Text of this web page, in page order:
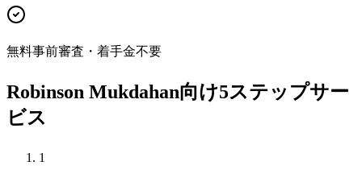
無料事前審査・着手金不要
Robinson Mukdahan向け5ステップサー
ビス
1